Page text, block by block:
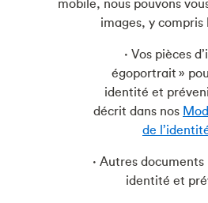
mobile, nous pouvons
images, y compris
· Vos pièces
égoportrait »
identité et
décrit dans nos
de
· Autres
identité et